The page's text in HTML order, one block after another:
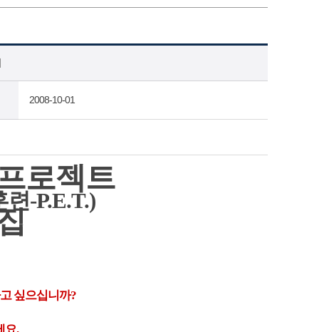
2008-10-01
로젝트
-P.E.T.)
싶으십니까?